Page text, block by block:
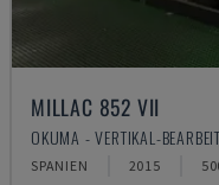
MILLAC 852 VII
OKUMA - VERTIKAL-
SPANIEN 2015